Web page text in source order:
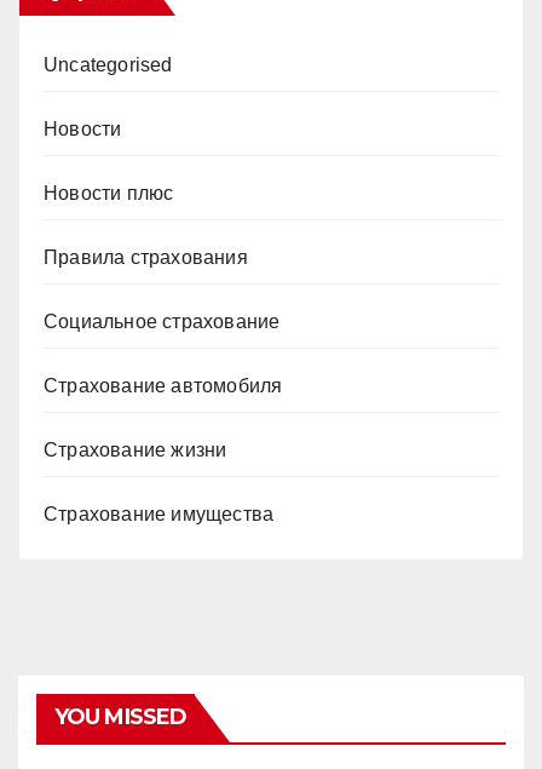
Uncategorised
Новости
Новости плюс
Правила страхования
Социальное страхование
Страхование автомобиля
Страхование жизни
Страхование имущества
YOU MISSED